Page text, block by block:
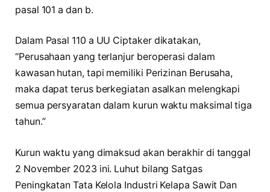
pasal 101 a dan b.
Dalam Pasal 110 a UU Ciptaker dikatakan,
“Perusahaan yang terlanjur beroperasi dalam
kawasan hutan, tapi memiliki Perizinan Berusaha,
maka dapat terus berkegiatan asalkan melengkapi
semua persyaratan dalam kurun waktu maksimal tiga
tahun.”
Kurun waktu yang dimaksud akan berakhir di tanggal
2 November 2023 ini. Luhut bilang Satgas
Peningkatan Tata Kelola Industri Kelapa Sawit Dan